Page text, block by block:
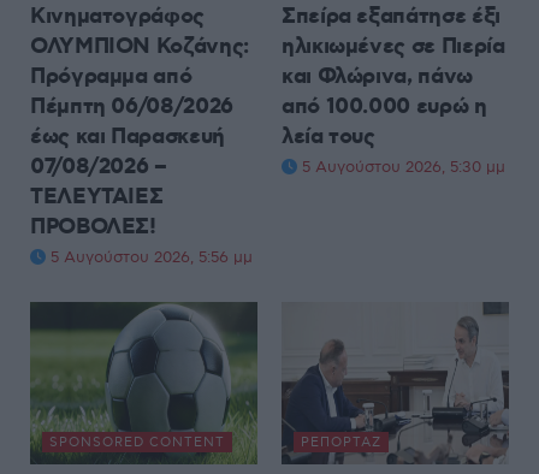
Κινηματογράφος
ΟΛΥΜΠΙΟΝ Κοζάνης:
Πρόγραμμα από
Πέμπτη 06/08/2026
έως και Παρασκευή
07/08/2026 –
TΕΛΕΥΤΑΙΕΣ
ΠΡΟΒΟΛΕΣ!
5 Αυγούστου 2026, 5:56 μμ
Σπείρα εξαπάτησε έξι
ηλικιωμένες σε Πιερία
και Φλώρινα, πάνω
από 100.000 ευρώ η
λεία τους
5 Αυγούστου 2026, 5:30 μμ
SPONSORED CONTENT ΡΕΠΟΡΤΆΖ